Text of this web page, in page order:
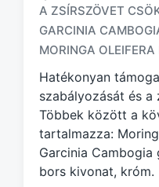
T
a
g
e
d
w
h
A ZSÍRSZÖVET
GARCINIA
MORINGA OLEIFERA
Hatékonyan
szabályozását és
Többek között a
tartalmazza:
Garcinia
bors kivonat, króm.